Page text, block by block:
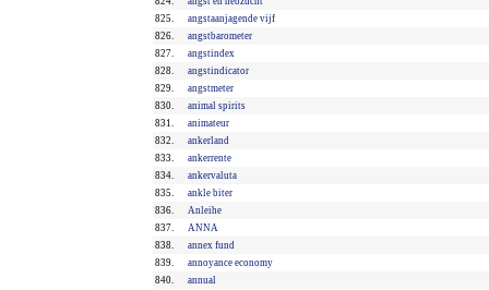
825.
angstaanjagende vijf
826.
angstbarometer
827.
angstindex
828.
angstindicator
829.
angstmeter
830.
animal spirits
831.
animateur
832.
ankerland
833.
ankerrente
834.
ankervaluta
835.
ankle biter
836.
Anleihe
837.
ANNA
838.
annex fund
839.
annoyance economy
840.
annual